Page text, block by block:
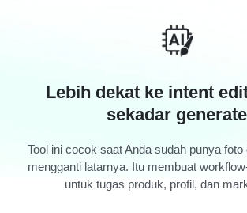
Lebih dekat ke intent
sekadar generate
Tool ini cocok saat Anda sudah punya foto
mengganti latarnya. Itu membuat
untuk tugas produk, profil, dan